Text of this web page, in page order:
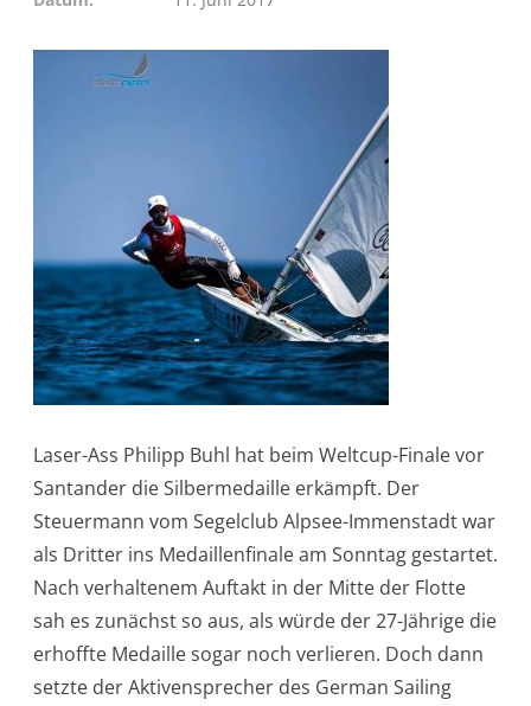
Team
Laser-Ass Philipp Buhl hat beim Weltcup-Finale vor
Santander die Silbermedaille erkämpft. Der
Steuermann vom Segelclub Alpsee-Immenstadt war
als Dritter ins Medaillenfinale am Sonntag gestartet.
Nach verhaltenem Auftakt in der Mitte der Flotte
sah es zunächst so aus, als würde der 27-Jährige die
erhoffte Medaille sogar noch verlieren. Doch dann
setzte der Aktivensprecher des German Sailing